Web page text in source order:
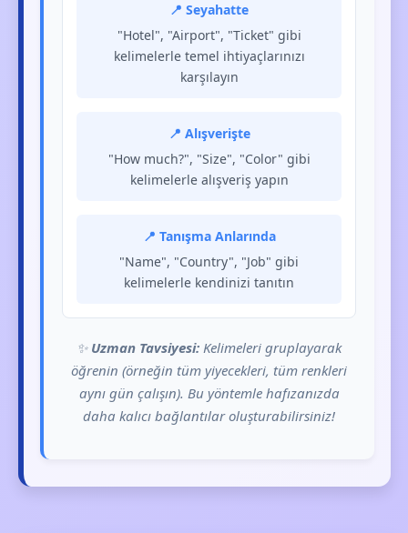
📍 Seyahatte
"Hotel", "Airport", "Ticket" gibi
kelimelerle temel ihtiyaçlarınızı
karşılayın
📍 Alışverişte
"How much?", "Size", "Color" gibi
kelimelerle alışveriş yapın
📍 Tanışma Anlarında
"Name", "Country", "Job" gibi
kelimelerle kendinizi tanıtın
✨ Uzman Tavsiyesi: Kelimeleri gruplayarak
öğrenin (örneğin tüm yiyecekleri, tüm renkleri
aynı gün çalışın). Bu yöntemle hafızanızda
daha kalıcı bağlantılar oluşturabilirsiniz!